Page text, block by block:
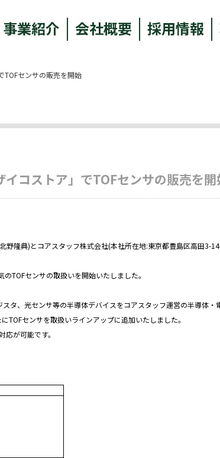
事業紹介 会社概要 採用情報
TOFセンサの販売を開始
コストア」でTOFセンサの販売を開
隆典)とコアスタッフ株式会社(本社所在地:東京都豊島区高田3-
TOFセンサの取扱いを開始いたしました。
タ、光センサ等の半導体デバイスをコアスタッフ運営の半導体・
TOFセンサを取扱いラインアップに追加いたしました。
が可能です。